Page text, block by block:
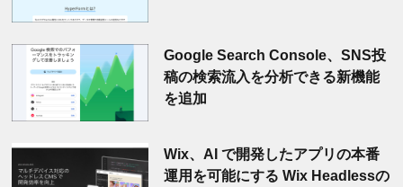
Google Search Console、SNS投
稿の検索流入を分析できる新機能
を追加
Wix、AI で開発したアプリの本番
運用を可能にする Wix Headlessの